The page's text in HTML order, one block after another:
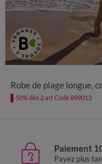
Robe de plage longue,
-50% dès 2 art Code 899013
Paiement
Payez plus